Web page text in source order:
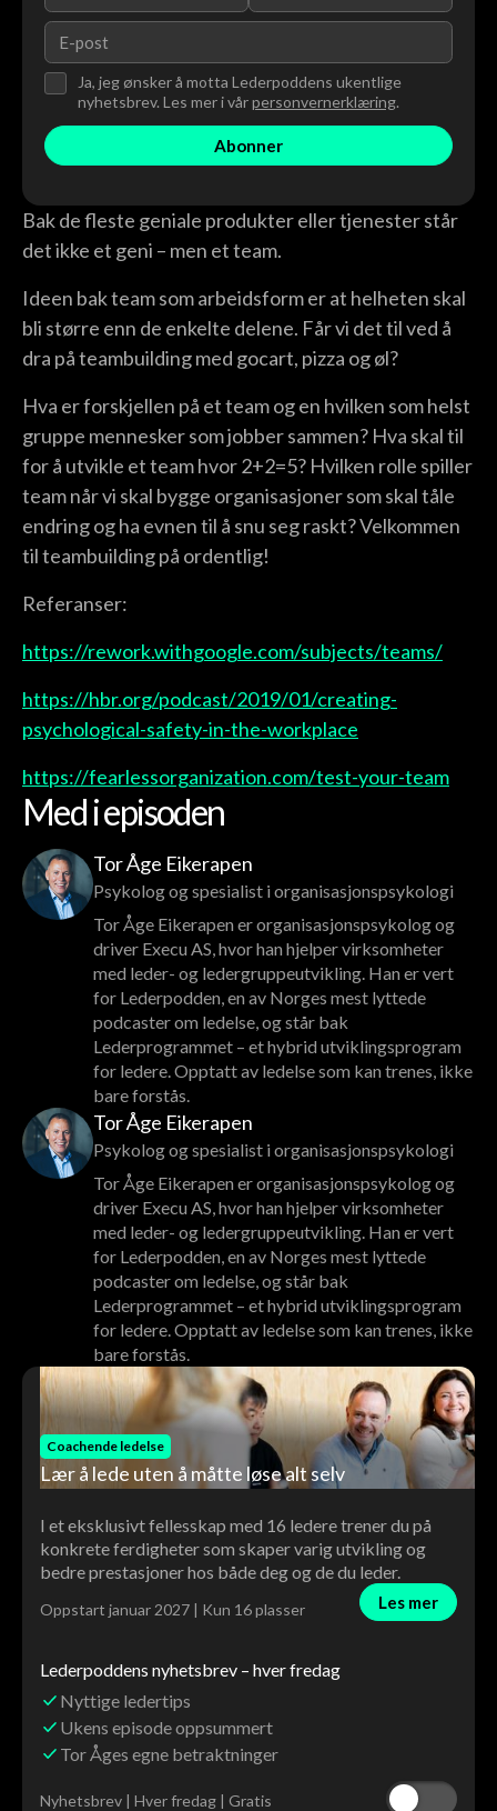
Ja, jeg ønsker å motta Lederpoddens ukentlige
nyhetsbrev. Les mer i vårpersonvernerklæring.
Bak de fleste geniale produkter eller tjenester står
det ikke et geni – men et team.
Ideen bak team som arbeidsform er at helheten skal
bli større enn de enkelte delene. Får vi det til ved å
dra på teambuilding med gocart, pizza og øl?
Hva er forskjellen på et team og en hvilken som helst
gruppe mennesker som jobber sammen? Hva skal til
for å utvikle et team hvor 2+2=5? Hvilken rolle spiller
team når vi skal bygge organisasjoner som skal tåle
endring og ha evnen til å snu seg raskt? Velkommen
til teambuilding på ordentlig!
Referanser:
https://rework.withgoogle.com/subjects/teams/
https://hbr.org/podcast/2019/01/creating-
psychological-safety-in-the-workplace
https://fearlessorganization.com/test-your-team
Med i episoden
Tor Åge Eikerapen
Psykolog og spesialist i organisasjonspsykologi
Tor Åge Eikerapen er organisasjonspsykolog og
driver Execu AS, hvor han hjelper virksomheter
med leder- og ledergruppeutvikling. Han er vert
for Lederpodden, en av Norges mest lyttede
podcaster om ledelse, og står bak
Lederprogrammet – et hybrid utviklingsprogram
for ledere. Opptatt av ledelse som kan trenes, ikke
bare forstås.
Tor Åge Eikerapen
Psykolog og spesialist i organisasjonspsykologi
Tor Åge Eikerapen er organisasjonspsykolog og
driver Execu AS, hvor han hjelper virksomheter
med leder- og ledergruppeutvikling. Han er vert
for Lederpodden, en av Norges mest lyttede
podcaster om ledelse, og står bak
Lederprogrammet – et hybrid utviklingsprogram
for ledere. Opptatt av ledelse som kan trenes, ikke
bare forstås.
Lederpoddens nyhetsbrev – hver fredag
Nyttige ledertips
Ukens episode oppsummert
Tor Åges egne betraktninger
Nyhetsbrev | Hver fredag | Gratis
Coachende ledelse
Lær å lede uten å måtte løse alt selv
I et eksklusivt fellesskap med 16 ledere trener du på
konkrete ferdigheter som skaper varig utvikling og
bedre prestasjoner hos både deg og de du leder.
Oppstart januar 2027 | Kun 16 plasser Les mer